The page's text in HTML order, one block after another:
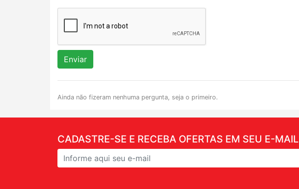
Enviar
Ainda não fizeram nenhuma pergunta, seja o primeiro.
CADASTRE-SE E RECEBA OFERTAS EM SEU E-MAIL